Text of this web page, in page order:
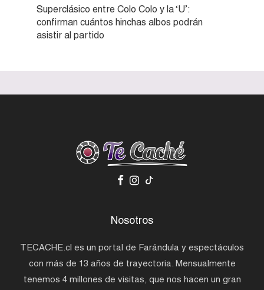
Superclásico entre Colo Colo y la ‘U’:
confirman cuántos hinchas albos podrán
asistir al partido
Nosotros
TECACHE.cl es un portal de Farándula y espectáculos
con más de 13 años de trayectoria. Mensualmente
tenemos 4 millones de visitas, que nos hacen un gran